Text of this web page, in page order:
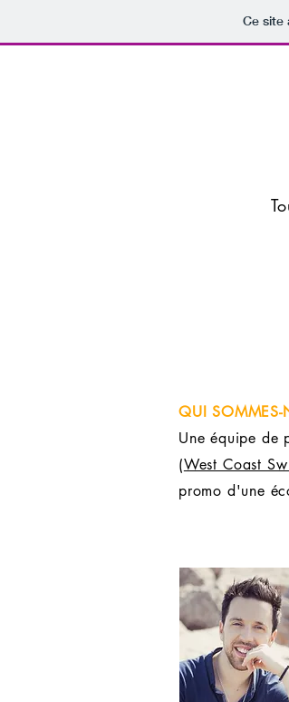
Ce site
QUI SOMMES-
Une équipe de
(West Coast
promo d'une